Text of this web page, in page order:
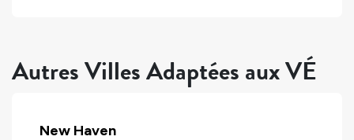
Autres Villes Adaptées aux VÉ
New Haven